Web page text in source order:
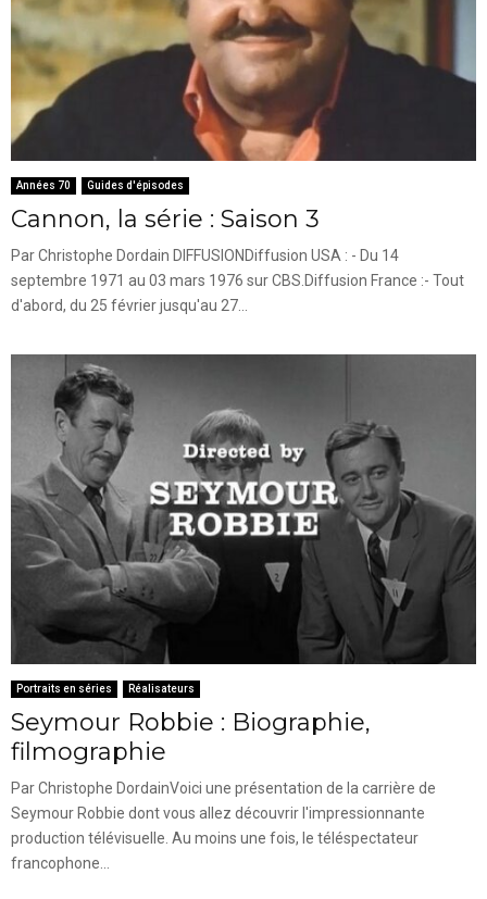
Années 70 Guides d'épisodes
Cannon, la série : Saison 3
Par Christophe Dordain DIFFUSIONDiffusion USA : - Du 14
septembre 1971 au 03 mars 1976 sur CBS.Diffusion France :- Tout
d'abord, du 25 février jusqu'au 27...
Portraits en séries Réalisateurs
Seymour Robbie : Biographie,
filmographie
Par Christophe DordainVoici une présentation de la carrière de
Seymour Robbie dont vous allez découvrir l'impressionnante
production télévisuelle. Au moins une fois, le téléspectateur
francophone...